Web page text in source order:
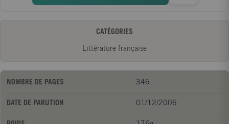
CATÉGORIES
Littérature française
NOMBRE DE PAGES 346
DATE DE PARUTION 01/12/2006